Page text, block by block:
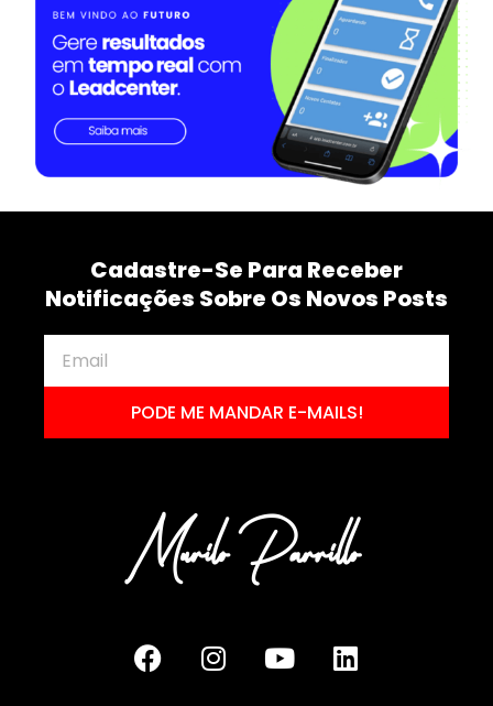
Cadastre-Se Para Receber
Notificações Sobre Os Novos Posts
PODE ME MANDAR E-MAILS!